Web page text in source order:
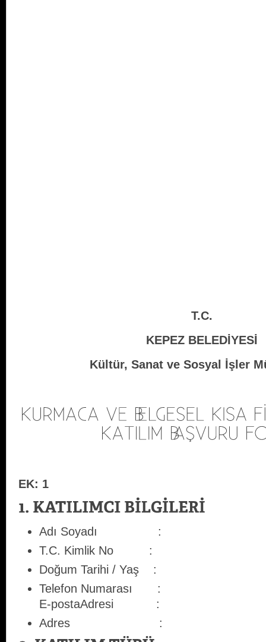
T.C.
KEPEZ BELEDİYESİ
Kültür, Sanat ve Sosyal İşler
EK: 1
Adı Soyadı :
T.C. Kimlik No :
Doğum Tarihi / Yaş :
Telefon Numarası :
E-postaAdresi :
Adres :